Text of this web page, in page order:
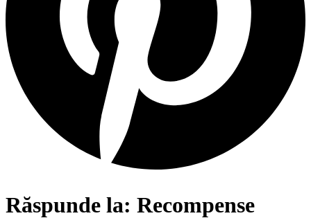
Răspunde la: Recompense